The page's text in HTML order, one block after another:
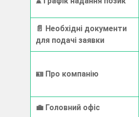
📄​ Необхідні документи
для подачі заявки
🪪​ Про компанію
​💼​ Головний офіс